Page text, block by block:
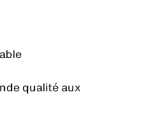
qualité aux